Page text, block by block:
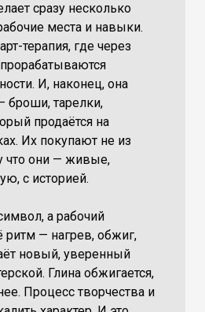
сразу несколько
места и навыки.
терапия, где через
И, наконец, она
броши, тарелки,
продаётся на
Их покупают не из
что они — живые,
с историей.
а рабочий
ритм — нагрев, обжиг,
новый, уверенный
Глина обжигается,
Процесс творчества и